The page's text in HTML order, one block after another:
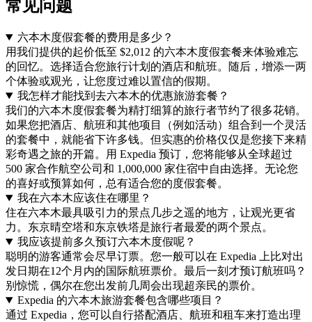
常见问题
六本木度假套餐的费用是多少？
用我们提供的起价低至 $2,012 的六本木度假套餐来体验难忘
的回忆。选择适合您旅行计划的酒店和航班。随后，增添一两
个体验或观光，让您度过难以置信的假期。
我怎样才能找到去六本木的优惠旅游套餐？
我们的六本木度假套餐为精打细算的旅行者节约了很多花销。
如果您把酒店、航班和其他项目（例如活动）组合到一个灵活
的套餐中，就能省下许多钱。但实惠的价格仅仅是您接下来精
彩奇遇之旅的开篇。用 Expedia 预订，您将能够从全球超过
500 家合作航空公司和 1,000,000 家住宿中自由选择。无论您
的喜好或预算如何，总有适合您的度假套餐。
我在六本木应该住在哪里？
住在六本木最具吸引力的景点几步之遥的地方，让观光更省
力。东京晴空塔和东京铁塔是旅行者最爱的两个景点。
我应该提前多久预订六本木度假呢？
聪明的游客通常会尽早订票。您一般可以在 Expedia 上比对出
发日期在12个月内的国际航班票价。最后一刻才预订航班吗？
别惊慌，偶尔在您出发前几周会出现超亲民的票价。
Expedia 的六本木旅游套餐包含哪些项目？
通过 Expedia，您可以自行搭配酒店、航班和租车来打造出理